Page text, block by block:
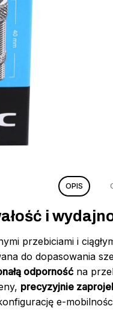
OPIS
i
przebiciami i
do dopasowania
odporność na
precyzyjnie
e-